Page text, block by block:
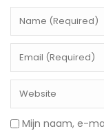
Mijn naam, e-